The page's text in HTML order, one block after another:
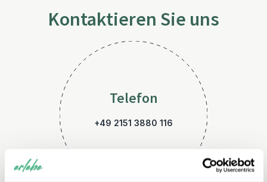
Kontaktieren Sie uns
Telefon
+49 2151 3880 116